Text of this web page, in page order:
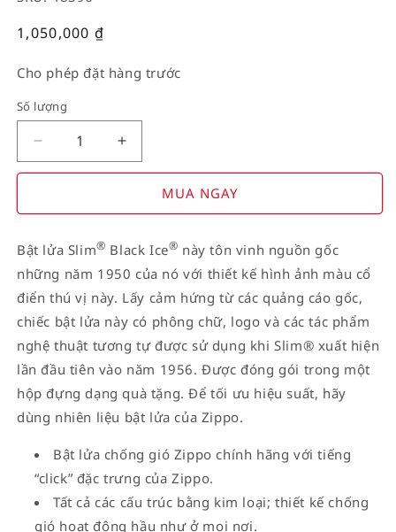
Giá
1,050,000₫
Cho phép đặt hàng trước
Số lượng
Decrease
quantity
American
on
Flag
Increase
quantity
American
on
Flag
MUA NGAY
Bật lửa Slim® Black Ice® này tôn vinh nguồn gốc
những năm 1950 của nó với thiết kế hình ảnh màu cổ
điển thú vị này. Lấy cảm hứng từ các quảng cáo gốc,
chiếc bật lửa này có phông chữ, logo và các tác phẩm
nghệ thuật tương tự được sử dụng khi Slim® xuất hiện
lần đầu tiên vào năm 1956. Được đóng gói trong một
hộp đựng dạng quà tặng. Để tối ưu hiệu suất, hãy
dùng nhiên liệu bật lửa của Zippo.
Bật lửa chống gió Zippo chính hãng với tiếng
“click” đặc trưng của Zippo.
Tất cả các cấu trúc bằng kim loại; thiết kế chống
gió hoạt động hầu như ở mọi nơi.